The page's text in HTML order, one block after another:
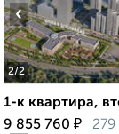
2/2
‹
1-к квартира,
9 855 760 ₽